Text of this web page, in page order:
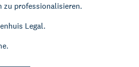
zu professionalisieren.
Legal.